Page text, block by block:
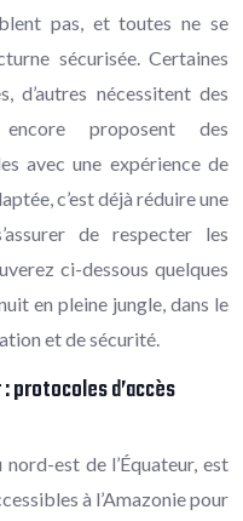
pas, et toutes ne se
sécurisée. Certaines
d’autres nécessitent des
proposent des
avec une expérience de
c’est déjà réduire une
de respecter les
ci-dessous quelques
en pleine jungle, dans le
et de sécurité.
protocoles d’accès
est de l’Équateur, est
à l’Amazonie pour